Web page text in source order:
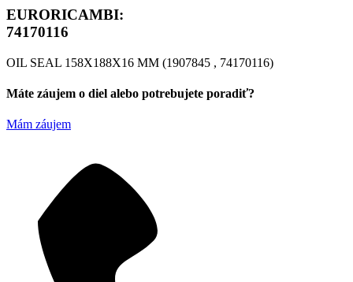
EURORICAMBI:
74170116
OIL SEAL 158X188X16 MM (1907845 , 74170116)
Máte záujem o diel alebo potrebujete poradiť?
Mám záujem